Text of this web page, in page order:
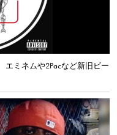
ミネムや2Pacなど新旧ビー